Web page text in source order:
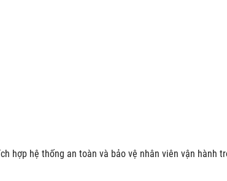
hợp hệ thống an toàn và bảo vệ nhân viên vận hành